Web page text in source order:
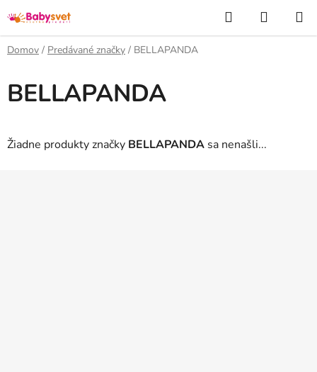
na
obsah
Hľadať
KOŠÍK
Domov / Predávané značky / BELLAPANDA
BELLAPANDA
Žiadne produkty značky BELLAPANDA sa nenašli...